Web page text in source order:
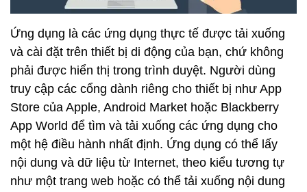
Ứng dụng là các ứng dụng thực tế được tải xuống
và cài đặt trên thiết bị di động của bạn, chứ không
phải được hiển thị trong trình duyệt. Người dùng
truy cập các cổng dành riêng cho thiết bị như App
Store của Apple, Android Market hoặc Blackberry
App World để tìm và tải xuống các ứng dụng cho
một hệ điều hành nhất định. Ứng dụng có thể lấy
nội dung và dữ liệu từ Internet, theo kiểu tương tự
như một trang web hoặc có thể tải xuống nội dung